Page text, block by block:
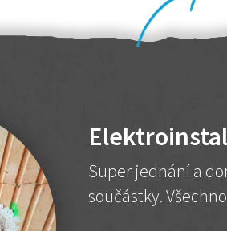
Super jednání a
součástky.